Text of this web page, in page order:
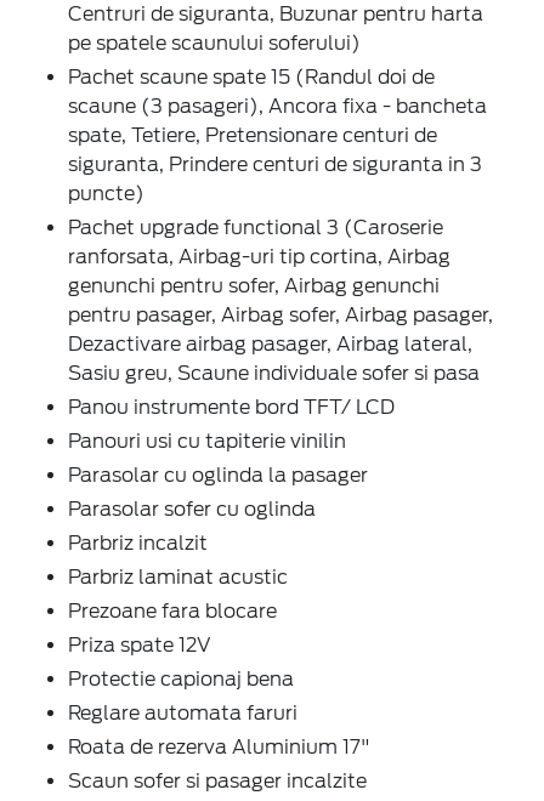
Centruri de siguranta, Buzunar pentru harta
pe spatele scaunului soferului)
Pachet scaune spate 15 (Randul doi de
scaune (3 pasageri), Ancora fixa - bancheta
spate, Tetiere, Pretensionare centuri de
siguranta, Prindere centuri de siguranta in 3
puncte)
Pachet upgrade functional 3 (Caroserie
ranforsata, Airbag-uri tip cortina, Airbag
genunchi pentru sofer, Airbag genunchi
pentru pasager, Airbag sofer, Airbag pasager,
Dezactivare airbag pasager, Airbag lateral,
Sasiu greu, Scaune individuale sofer si pasa
Panou instrumente bord TFT/ LCD
Panouri usi cu tapiterie vinilin
Parasolar cu oglinda la pasager
Parasolar sofer cu oglinda
Parbriz incalzit
Parbriz laminat acustic
Prezoane fara blocare
Priza spate 12V
Protectie capionaj bena
Reglare automata faruri
Roata de rezerva Aluminium 17"
Scaun sofer si pasager incalzite